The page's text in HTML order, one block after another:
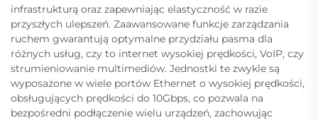
infrastrukturą oraz zapewniając elastyczność w razie
przyszłych ulepszeń. Zaawansowane funkcje zarządzania
ruchem gwarantują optymalne przydziału pasma dla
różnych usług, czy to internet wysokiej prędkości, VoIP, czy
strumieniowanie multimediów. Jednostki te zwykle są
wyposażone w wiele portów Ethernet o wysokiej prędkości,
obsługujących prędkości do 10Gbps, co pozwala na
bezpośredni podłączenie wielu urządzeń, zachowując